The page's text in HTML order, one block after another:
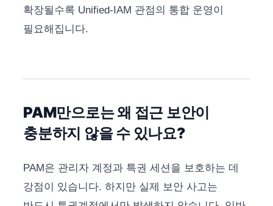
확장될수록 Unified-IAM 관점의 통합 운영이
필요해집니다.
PAM만으로는 왜 접근 보안이
충분하지 않을 수 있나요?
PAM은 관리자 계정과 특권 세션을 보호하는 데
강점이 있습니다. 하지만 실제 보안 사고는